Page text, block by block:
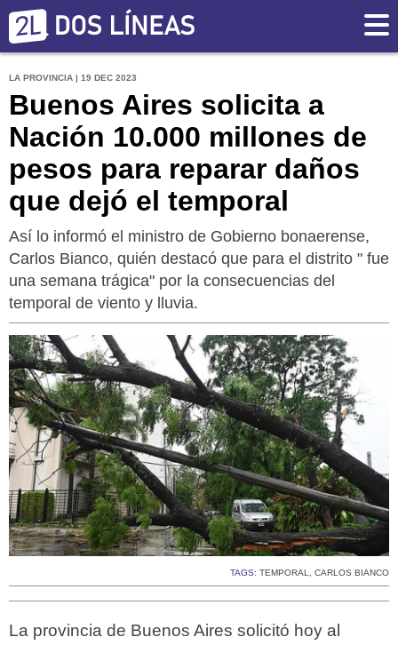
LA PROVINCIA | 19 DEC 2023
Buenos Aires solicita a
Nación 10.000 millones de
pesos para reparar daños
que dejó el temporal
Así lo informó el ministro de Gobierno bonaerense,
Carlos Bianco, quién destacó que para el distrito " fue
una semana trágica" por la consecuencias del
temporal de viento y lluvia.
TAGS: TEMPORAL, CARLOS BIANCO
La provincia de Buenos Aires solicitó hoy al